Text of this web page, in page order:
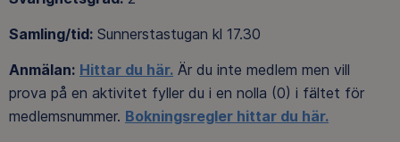
Samling/tid: Sunnerstastugan kl 17.30
Anmälan: Hittar du här. Är du inte medlem men vill
prova på en aktivitet fyller du i en nolla (0) i fältet för
medlemsnummer. Bokningsregler hittar du här.